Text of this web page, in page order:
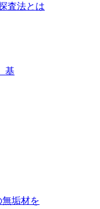
査法とは
基
垢材を